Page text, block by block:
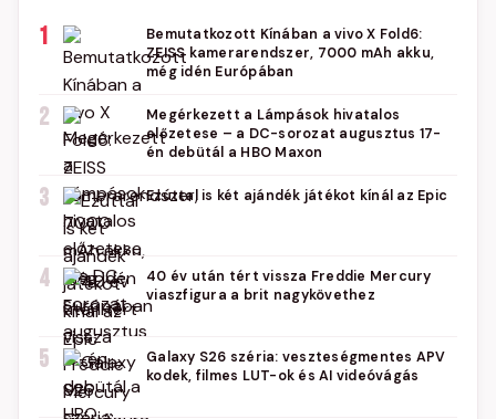
1
Bemutatkozott Kínában a vivo X Fold6:
ZEISS kamerarendszer, 7000 mAh akku,
még idén Európában
2
Megérkezett a Lámpások hivatalos
előzetese – a DC-sorozat augusztus 17-
én debütál a HBO Maxon
3 Ezúttal is két ajándék játékot kínál az Epic
4
40 év után tért vissza Freddie Mercury
viaszfigura a brit nagykövethez
5
Galaxy S26 széria: veszteségmentes APV
kodek, filmes LUT-ok és AI videóvágás